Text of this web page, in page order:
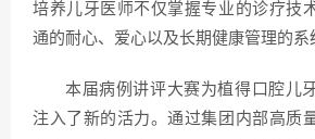
培养儿牙医师不仅掌握专业的诊疗技
通的耐心、爱心以及长期健康管理的系
本届病例讲评大赛为植得口腔儿
注入了新的活力。通过集团内部高质